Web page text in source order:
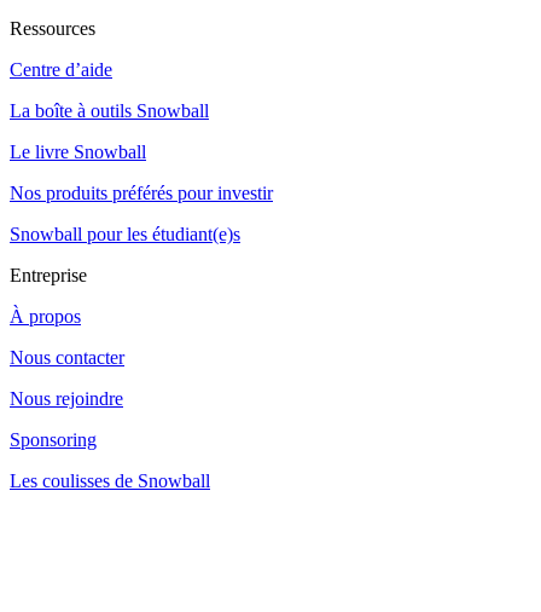
Ressources
Centre d’aide
La boîte à outils Snowball
Le livre Snowball
Nos produits préférés pour investir
Snowball pour les étudiant(e)s
Entreprise
À propos
Nous contacter
Nous rejoindre
Sponsoring
Les coulisses de Snowball